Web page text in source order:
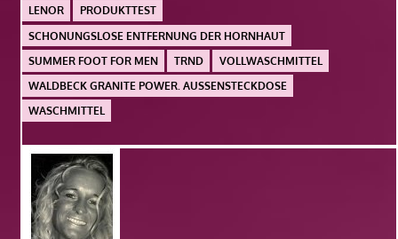
LENOR
PRODUKTTEST
SCHONUNGSLOSE ENTFERNUNG DER HORNHAUT
SUMMER FOOT FOR MEN
TRND
VOLLWASCHMITTEL
WALDBECK GRANITE POWER. AUSSENSTECKDOSE
WASCHMITTEL